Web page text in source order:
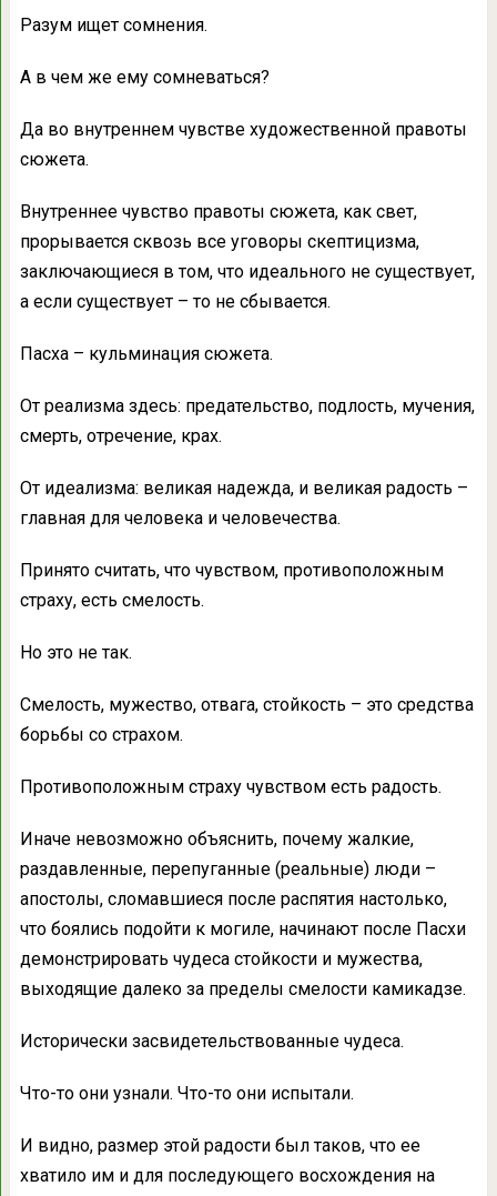
Разум ищет сомнения.
А в чем же ему сомневаться?
Да во внутреннем чувстве художественной правоты
сюжета.
Внутреннее чувство правоты сюжета, как свет,
прорывается сквозь все уговоры скептицизма,
заключающиеся в том, что идеального не существует,
а если существует – то не сбывается.
Пасха – кульминация сюжета.
От реализма здесь: предательство, подлость, мучения,
смерть, отречение, крах.
От идеализма: великая надежда, и великая радость –
главная для человека и человечества.
Принято считать, что чувством, противоположным
страху, есть смелость.
Но это не так.
Смелость, мужество, отвага, стойкость – это средства
борьбы со страхом.
Противоположным страху чувством есть радость.
Иначе невозможно объяснить, почему жалкие,
раздавленные, перепуганные (реальные) люди –
апостолы, сломавшиеся после распятия настолько,
что боялись подойти к могиле, начинают после Пасхи
демонстрировать чудеса стойкости и мужества,
выходящие далеко за пределы смелости камикадзе.
Исторически засвидетельствованные чудеса.
Что-то они узнали. Что-то они испытали.
И видно, размер этой радости был таков, что ее
хватило им и для последующего восхождения на